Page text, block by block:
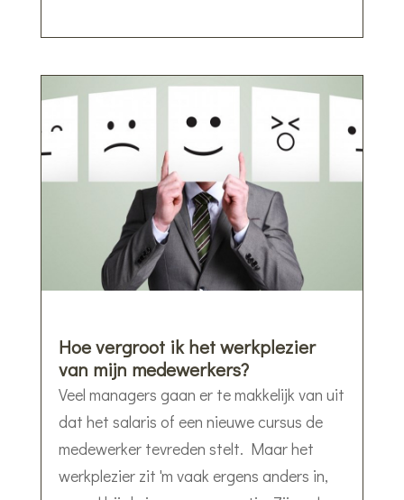
Hoe vergroot ik het werkplezier
van mijn medewerkers?
Veel managers gaan er te makkelijk van uit
dat het salaris of een nieuwe cursus de
medewerker tevreden stelt. Maar het
werkplezier zit 'm vaak ergens anders in,